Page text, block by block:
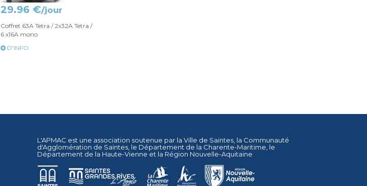
29.96 €/jour
Coffret 63A Tetra / 2x32A Tetra /
6 x16A mono
D'INFO
L'APMAC est une association soutenue par la Ville de Saintes , la Communauté
d'Agglomération de Saintes , le Département de la Charente-Maritime , le
Département de la Haute-Vienne et la Région Nouvelle-Aquitaine